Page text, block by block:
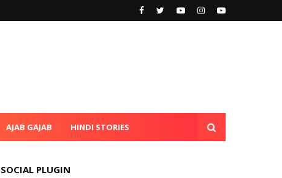
AJAB GAJAB HINDI STORIES
SOCIAL PLUGIN